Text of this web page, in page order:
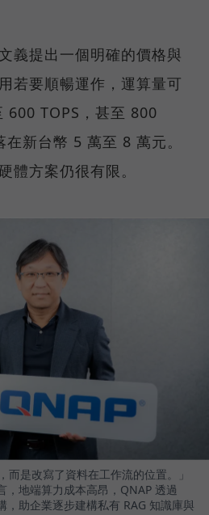
義提出一個明確的價格與
若要順暢運作，運算量可
600 TOPS，甚至 800
新台幣 5 萬至 8 萬元。
體方案仍很有限。
而是改寫了資料在工作流的位置。」
，地端算力成本高昂，QNAP 透過
，助企業逐步建構私有 RAG 知識庫與